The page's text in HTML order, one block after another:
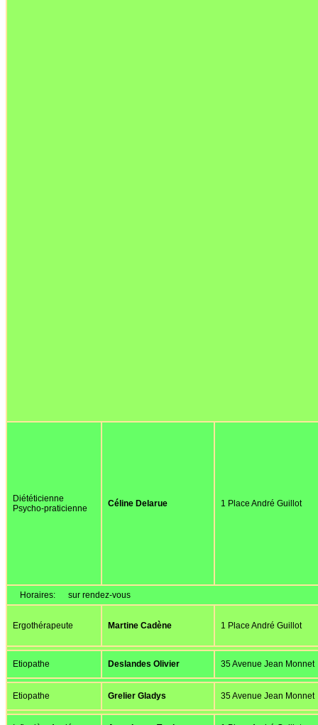
Diététicienne
Psycho-praticienne
Céline Delarue 1 Place André Guillot
Horaires: sur rendez-vous
Ergothérapeute Martine Cadène 1 Place André Guillot
Etiopathe Deslandes Olivier 35 Avenue Jean Monnet
Etiopathe Grelier Gladys 35 Avenue Jean Monnet